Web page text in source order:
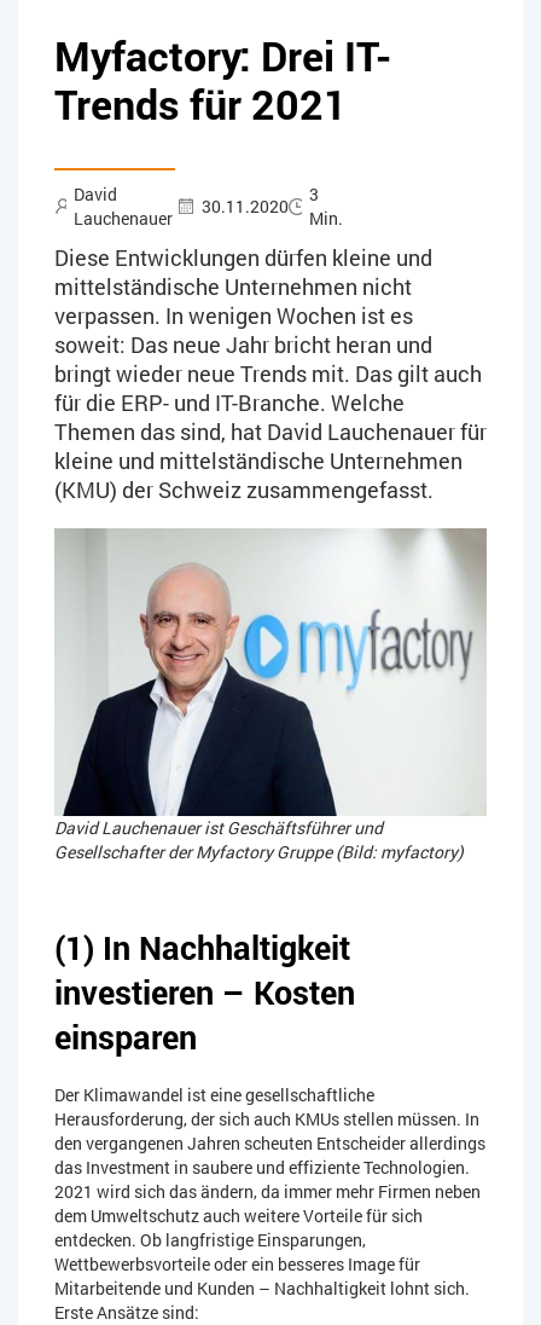
Myfactory: Drei IT-
Trends für 2021
David
Lauchenauer
30.11.2020
3
Min.
Diese Entwicklungen dürfen kleine und
mittelständische Unternehmen nicht
verpassen. In wenigen Wochen ist es
soweit: Das neue Jahr bricht heran und
bringt wieder neue Trends mit. Das gilt auch
für die ERP- und IT-Branche. Welche
Themen das sind, hat David Lauchenauer für
kleine und mittelständische Unternehmen
(KMU) der Schweiz zusammengefasst.
David Lauchenauer ist Geschäftsführer und
Gesellschafter der Myfactory Gruppe (Bild: myfactory)
(1) In Nachhaltigkeit
investieren – Kosten
einsparen
Der Klimawandel ist eine gesellschaftliche
Herausforderung, der sich auch KMUs stellen müssen. In
den vergangenen Jahren scheuten Entscheider allerdings
das Investment in saubere und effiziente Technologien.
2021 wird sich das ändern, da immer mehr Firmen neben
dem Umweltschutz auch weitere Vorteile für sich
entdecken. Ob langfristige Einsparungen,
Wettbewerbsvorteile oder ein besseres Image für
Mitarbeitende und Kunden – Nachhaltigkeit lohnt sich.
Erste Ansätze sind: